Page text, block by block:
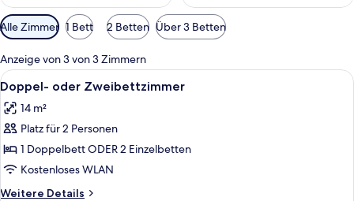
Verfügbare
Filter
für
Zimmer
Alle Zimmer 1 Bett 2 Betten Über 3 Betten
Anzeige von 3 von 3 Zimmern
Alle
Fotos
für
Doppel-
oder
Zweibettzimmer
anzeigen
Doppel- oder Zweibettzimmer |
14
Doppel- oder Zweibettzimmer
14 m²
Platz für 2 Personen
1 Doppelbett ODER 2 Einzelbetten
Kostenloses WLAN
Weitere Details
Weitere